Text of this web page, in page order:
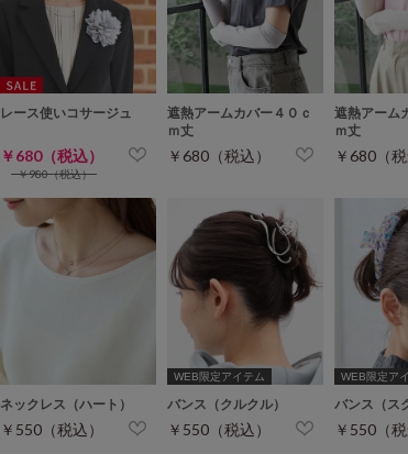
レース使いコサージュ
￥680（税込）
￥980（税込）
遮熱アームカバー４０ｃ
ｍ丈
￥680（税込）
遮熱アーム
ｍ丈
￥680（税
ネックレス（ハート）
￥550（税込）
WEB限定アイテム
バンス（クルクル）
￥550（税込）
WEB限定ア
バンス（ス
￥550（税